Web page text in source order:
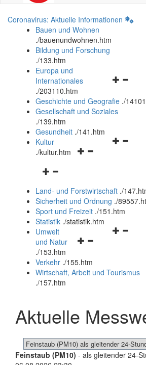
Coronavirus: Aktuelle Informationen
Bauen und Wohnen
./bauenundwohnen.htm
Bildung und Forschung
./133.htm
und
schließen
Europa und
Internationales
./203110.htm
Geschichte und Geografie ./
Gesellschaft und Soziales
./139.htm
Gesundheit ./141.htm
Navigationsmenü
Kultur
./kultur.htm
Navigationsmenü
und
schließen
Land- und Forstwirtschaft ./
Sicherheit und Ordnung ./
Sport und Freizeit ./151.htm
Statistik ./statistik.htm
Navigationsmenü
und
schließen
Umwelt
und Natur
./153.htm
Verkehr ./155.htm
Wirtschaft, Arbeit und Tourismus
./157.htm
Aktuelle
Feinstaub (PM10) - als gleitender 24-